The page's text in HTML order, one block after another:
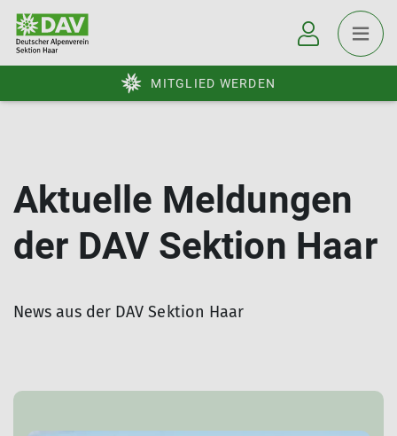
MITGLIED WERDEN
Aktuelle Meldungen
der DAV Sektion Haar
News aus der DAV Sektion Haar